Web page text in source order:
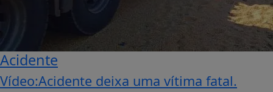
Acidente
Vídeo:Acidente deixa uma vítima fatal.